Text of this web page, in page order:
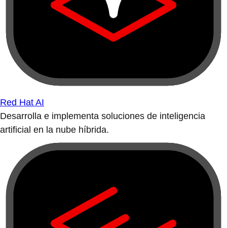
Red Hat AI
Desarrolla e implementa soluciones de inteligencia
artificial en la nube híbrida.